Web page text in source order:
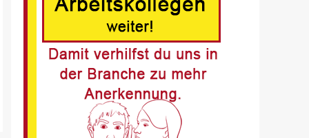
Schwerverletzter
Fussgänger nach Unfall in
Buer
BLAULICHT DE
Offenburg, A5 – Zwei
Unfälle legen
Berufsverkehr lahm